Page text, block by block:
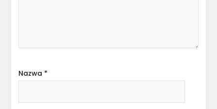
Nazwa *